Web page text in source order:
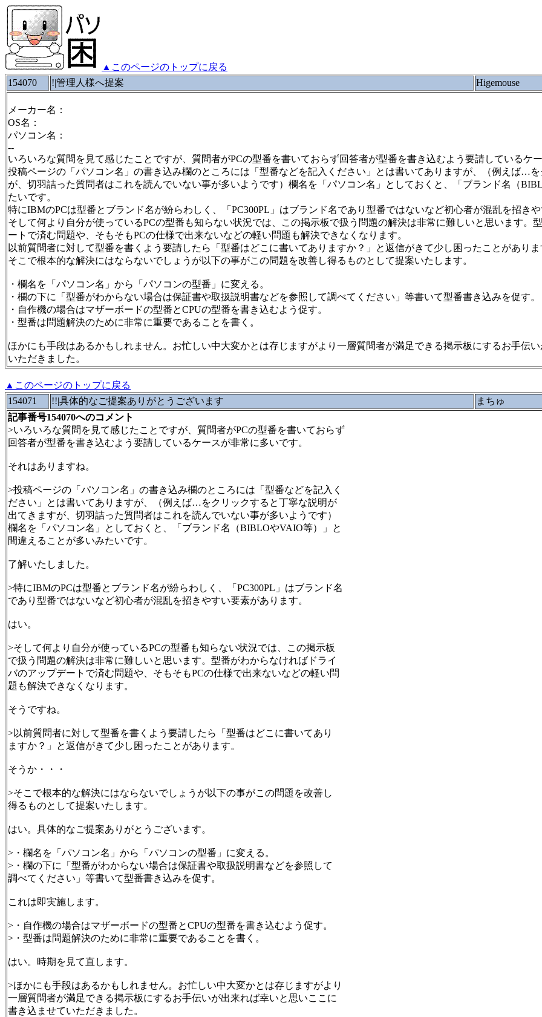
▲このページのトップに戻る
154070
!|管理人様へ提案 Higemouse
メーカー名：
OS名：
パソコン名：
--
いろいろな質問を見て感じたことですが、質問者がPCの型番を書いておらず回答者が型番を書き込むよう要請しているケ
投稿ページの「パソコン名」の書き込み欄のところには「型番などを記入ください」とは書いてありますが、（例えば…
が、切羽詰った質問者はこれを読んでいない事が多いようです）欄名を「パソコン名」としておくと、「ブランド名（
たいです。
特にIBMのPCは型番とブランド名が紛らわしく、「PC300PL」はブランド名であり型番ではないなど初心者が混乱を招きや
そして何より自分が使っているPCの型番も知らない状況では、この掲示板で扱う問題の解決は非常に難しいと思います。
ートで済む問題や、そもそもPCの仕様で出来ないなどの軽い問題も解決できなくなります。
以前質問者に対して型番を書くよう要請したら「型番はどこに書いてありますか？」と返信がきて少し困ったことがありま
そこで根本的な解決にはならないでしょうが以下の事がこの問題を改善し得るものとして提案いたします。
・欄名を「パソコン名」から「パソコンの型番」に変える。
・欄の下に「型番がわからない場合は保証書や取扱説明書などを参照して調べてください」等書いて型番書き込みを促す。
・自作機の場合はマザーボードの型番とCPUの型番を書き込むよう促す。
・型番は問題解決のために非常に重要であることを書く。
ほかにも手段はあるかもしれません。お忙しい中大変かとは存じますがより一層質問者が満足できる掲示板にするお手伝
いただきました。
▲このページのトップに戻る
154071
!!|具体的なご提案ありがとうございます まちゅ
記事番号154070へのコメント
>いろいろな質問を見て感じたことですが、質問者がPCの型番を書いておらず
回答者が型番を書き込むよう要請しているケースが非常に多いです。
それはありますね。
>投稿ページの「パソコン名」の書き込み欄のところには「型番などを記入く
ださい」とは書いてありますが、（例えば…をクリックすると丁寧な説明が
出てきますが、切羽詰った質問者はこれを読んでいない事が多いようです）
欄名を「パソコン名」としておくと、「ブランド名（BIBLOやVAIO等）」と
間違えることが多いみたいです。
了解いたしました。
>特にIBMのPCは型番とブランド名が紛らわしく、「PC300PL」はブランド名
であり型番ではないなど初心者が混乱を招きやすい要素があります。
はい。
>そして何より自分が使っているPCの型番も知らない状況では、この掲示板
で扱う問題の解決は非常に難しいと思います。型番がわからなければドライ
バのアップデートで済む問題や、そもそもPCの仕様で出来ないなどの軽い問
題も解決できなくなります。
そうですね。
>以前質問者に対して型番を書くよう要請したら「型番はどこに書いてあり
ますか？」と返信がきて少し困ったことがあります。
そうか・・・
>そこで根本的な解決にはならないでしょうが以下の事がこの問題を改善し
得るものとして提案いたします。
はい。具体的なご提案ありがとうございます。
>・欄名を「パソコン名」から「パソコンの型番」に変える。
>・欄の下に「型番がわからない場合は保証書や取扱説明書などを参照して
調べてください」等書いて型番書き込みを促す。
これは即実施します。
>・自作機の場合はマザーボードの型番とCPUの型番を書き込むよう促す。
>・型番は問題解決のために非常に重要であることを書く。
はい。時期を見て直します。
>ほかにも手段はあるかもしれません。お忙しい中大変かとは存じますがより
一層質問者が満足できる掲示板にするお手伝いが出来れば幸いと思いここに
書き込ませていただきました。